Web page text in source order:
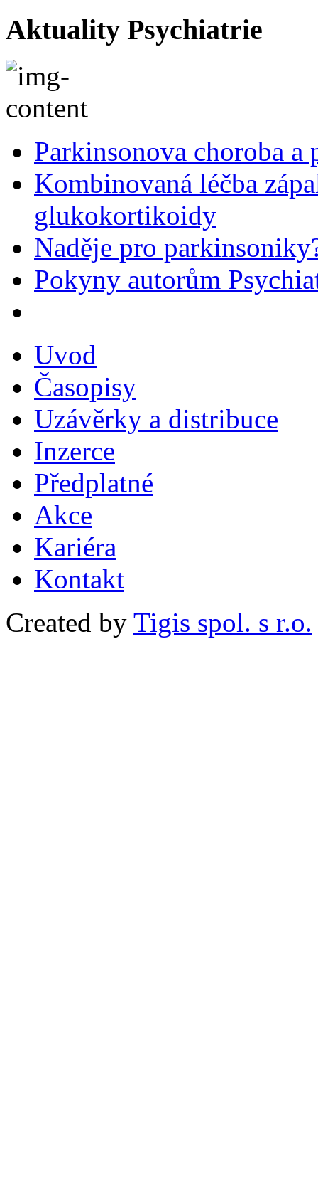
Aktuality Psychiatrie
Parkinsonova choroba a
Kombinovaná léčba
glukokortikoidy
Naděje pro
Pokyny autorům
Uvod
Časopisy
Uzávěrky a distribuce
Inzerce
Předplatné
Akce
Kariéra
Kontakt
Created by Tigis spol. s r.o.